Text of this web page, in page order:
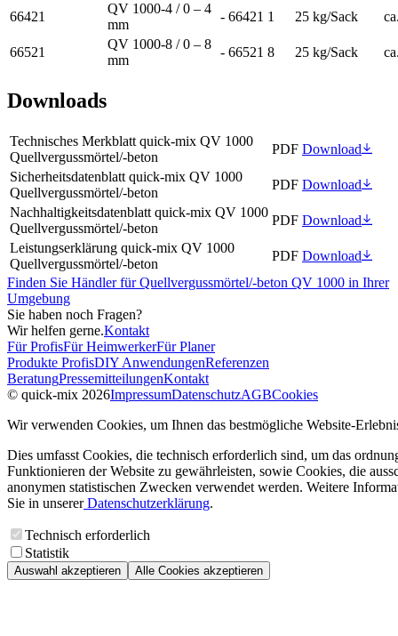
66421
QV 1000-4 / 0 – 4
mm
- 66421 1 25 kg/Sack
66521
QV 1000-8 / 0 – 8
mm
- 66521 8 25 kg/Sack
Downloads
Technisches Merkblatt quick-mix QV 1000
Quellvergussmörtel/-beton
PDF Download
Sicherheitsdatenblatt quick-mix QV 1000
Quellvergussmörtel/-beton
PDF Download
Nachhaltigkeitsdatenblatt quick-mix QV 1000
Quellvergussmörtel/-beton
PDF Download
Leistungserklärung quick-mix QV 1000
Quellvergussmörtel/-beton
PDF Download
Finden Sie Händler für Quellvergussmörtel/-beton QV 1000 in Ihrer
Umgebung
Sie haben noch Fragen?
Wir helfen gerne.Kontakt
Für ProfisFür HeimwerkerFür Planer
Produkte ProfisDIY AnwendungenReferenzen
BeratungPressemitteilungenKontakt
© quick-mix 2026ImpressumDatenschutzAGBCookies
Wir verwenden Cookies, um Ihnen das bestmögliche Website-
Dies umfasst Cookies, die technisch erforderlich sind, um das
Funktionieren der Website zu gewährleisten, sowie Cookies, die
anonymen statistischen Zwecken verwendet werden. Weitere
Sie in unsererDatenschutzerklärung.
Technisch erforderlich
Statistik
Auswahl akzeptieren Alle Cookies akzeptieren